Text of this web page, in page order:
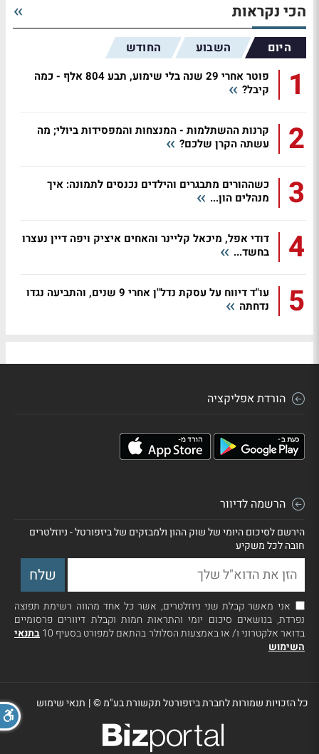
הכי נקראות
היום השבוע החודש
1
פוטר אחרי 29 שנה בלי שימוע, תבע 804 אלף - כמה
קיבל?
2
קרנות ההשתלמות - המנצחות והמפסידות ביולי; מה
עשתה הקרן שלכם?
3
כשההורים מתבגרים והילדים נכנסים לתמונה: איך
מנהלים הון...
4
דודי אפל, מיכאל קליינר והאחים איציק ויפה דיין נעצרו
בחשד...
5
עו"ד דיווח על עסקת נדל"ן אחרי 9 שנים, והתביעה נגדו
נדחתה
הורדת אפליקציה
הרשמה לדיוור
הירשם לסיכום היומי של שוק ההון ולמבזקים של ביזפורטל - ניוזלטרים
חובה לכל משקיע
אני מאשר קבלת שני ניוזלטרים, אשר כל אחד מהווה רשימת תפוצה
נפרדת, בנושאים סיכום יומי והתראות חמות וקבלת דיוורים פרסומיים
בדואר אלקטרוני ו/ או באמצעות הסלולר בהתאם למפורט בסעיף 10
בתנאי
השימוש
כל הזכויות שמורות לחברת ביזפורטל תקשורת בע"מ ©| תנאי שימוש